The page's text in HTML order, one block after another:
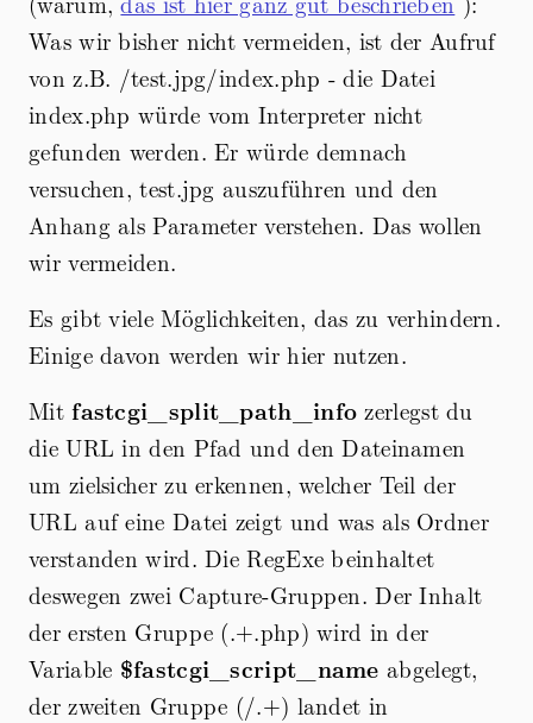
Was wir bisher nicht vermeiden, ist der Aufruf
von z.B. /test.jpg/index.php - die Datei
index.php würde vom Interpreter nicht
gefunden werden. Er würde demnach
versuchen, test.jpg auszuführen und den
Anhang als Parameter verstehen. Das wollen
wir vermeiden.
Es gibt viele Möglichkeiten, das zu verhindern.
Einige davon werden wir hier nutzen.
Mitfastcgi_split_path_info zerlegst du
die URL in den Pfad und den Dateinamen
um zielsicher zu erkennen, welcher Teil der
URL auf eine Datei zeigt und was als Ordner
verstanden wird. Die RegExe beinhaltet
deswegen zwei Capture-Gruppen. Der Inhalt
der ersten Gruppe (.+.php) wird in der
Variable $fastcgi_script_name abgelegt,
der zweiten Gruppe (/.+) landet in